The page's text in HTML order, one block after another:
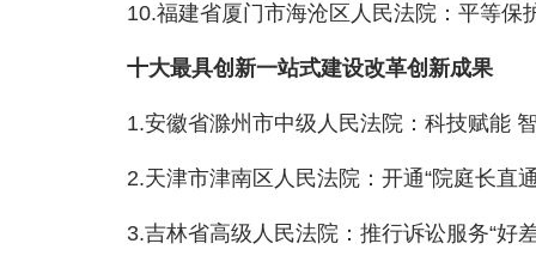
10.福建省厦门市海沧区人民法院：平等保
十大最具创新一站式建设改革创新成果
1.安徽省滁州市中级人民法院：科技赋能 智
2.天津市津南区人民法院：开通“院庭长直通
3.吉林省高级人民法院：推行诉讼服务“好